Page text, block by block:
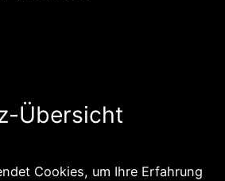
Übersicht
Cookies, um Ihre Erfahrung